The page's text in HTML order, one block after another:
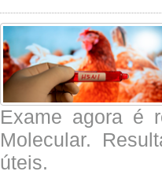
Exame agora é
Molecular.
úteis.